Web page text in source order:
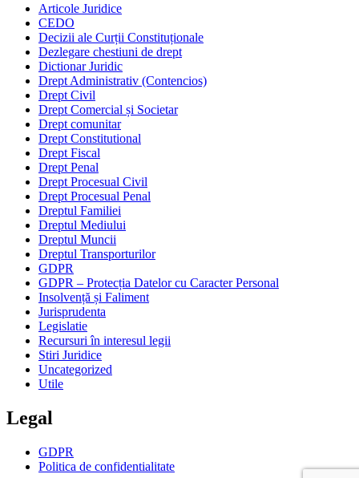
Articole Juridice
CEDO
Decizii ale Curții Constituționale
Dezlegare chestiuni de drept
Dictionar Juridic
Drept Administrativ (Contencios)
Drept Civil
Drept Comercial și Societar
Drept comunitar
Drept Constitutional
Drept Fiscal
Drept Penal
Drept Procesual Civil
Drept Procesual Penal
Dreptul Familiei
Dreptul Mediului
Dreptul Muncii
Dreptul Transporturilor
GDPR
GDPR – Protecția Datelor cu Caracter Personal
Insolvență și Faliment
Jurisprudenta
Legislatie
Recursuri în interesul legii
Stiri Juridice
Uncategorized
Utile
Legal
GDPR
Politica de confidentialitate